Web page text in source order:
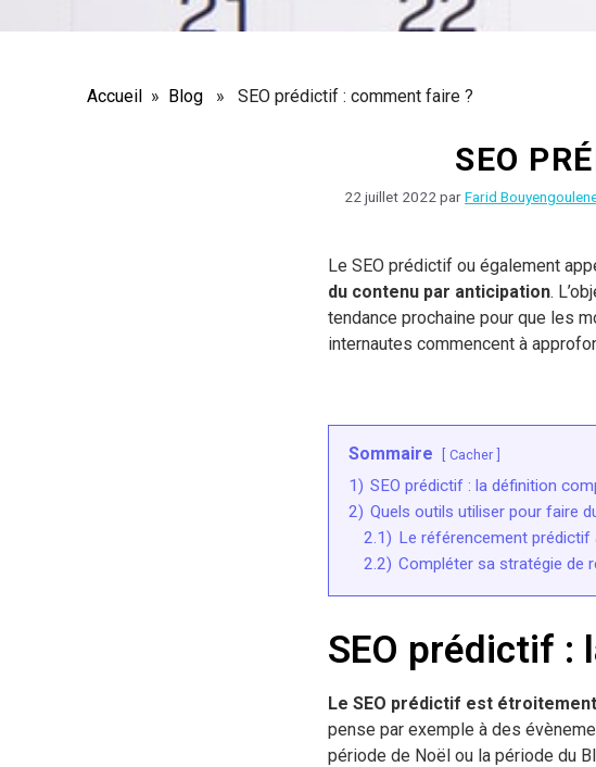
Accueil » Blog » SEO prédictif : comment faire ?
SEO
22 juillet 2022 parFarid
Le SEO prédictif ou également
du contenu par anticipation.
tendance prochaine pour que les
internautes commencent à
Sommaire Cacher
1) SEO prédictif : la définition
2) Quels outils utiliser pour faire
2.1) Le référencement prédictif
2.2) Compléter sa stratégie de
SEO prédictif :
Le SEO prédictif est
pense par exemple à des
période de Noël ou la période du